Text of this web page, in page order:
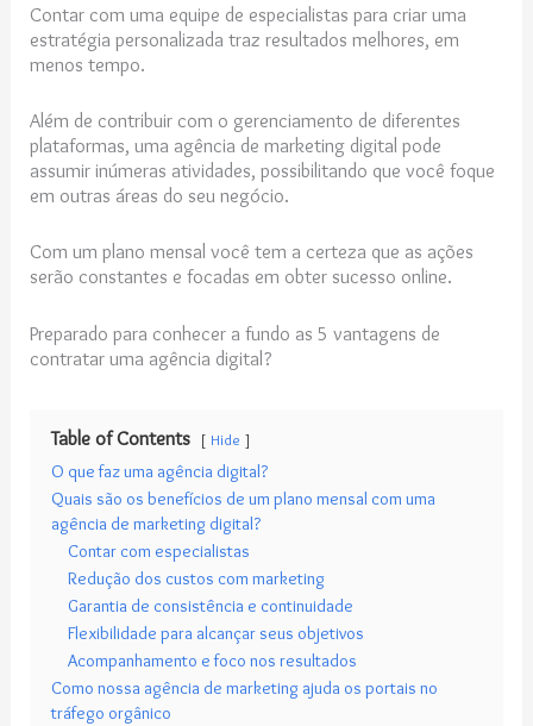
Contar com uma equipe de especialistas para criar uma
estratégia personalizada traz resultados melhores, em
menos tempo.
Além de contribuir com o gerenciamento de diferentes
plataformas, uma agência de marketing digital pode
assumir inúmeras atividades, possibilitando que você foque
em outras áreas do seu negócio.
Com um plano mensal você tem a certeza que as ações
serão constantes e focadas em obter sucesso online.
Preparado para conhecer a fundo as 5 vantagens de
contratar uma agência digital?
Table of Contents Hide
O que faz uma agência digital?
Quais são os benefícios de um plano mensal com uma
agência de marketing digital?
Contar com especialistas
Redução dos custos com marketing
Garantia de consistência e continuidade
Flexibilidade para alcançar seus objetivos
Acompanhamento e foco nos resultados
Como nossa agência de marketing ajuda os portais no
tráfego orgânico